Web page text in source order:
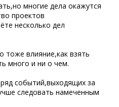
многие дела окажутся
проектов
несколько дел
тоже влияние,как взять
много и ни о чем.
событий,выходящих за
следовать намеченным